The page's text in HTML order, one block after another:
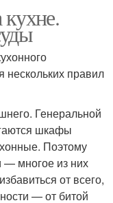
нескольких правил
Генеральной
шкафы
Поэтому
— многое из них
от всего,
— от битой